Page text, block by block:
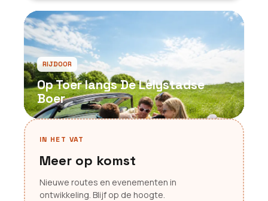
RIJDOOR
Op Toer langs De Lelystadse
Boer
IN HET VAT
Meer op komst
Nieuwe routes en evenementen in
ontwikkeling. Blijf op de hoogte.